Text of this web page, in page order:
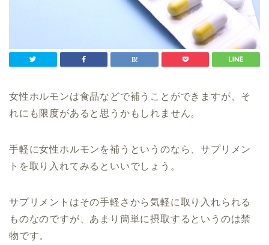
女性ホルモンは食品などで補うことができますが、そ
れにも限度があると思うかもしれません。
手軽に女性ホルモンを補うというのなら、サプリメン
トを取り入れてみるといいでしょう。
サプリメントはその手軽さから気軽に取り入れられる
ものなのですが、あまり簡単に摂取するというのは禁
物です。